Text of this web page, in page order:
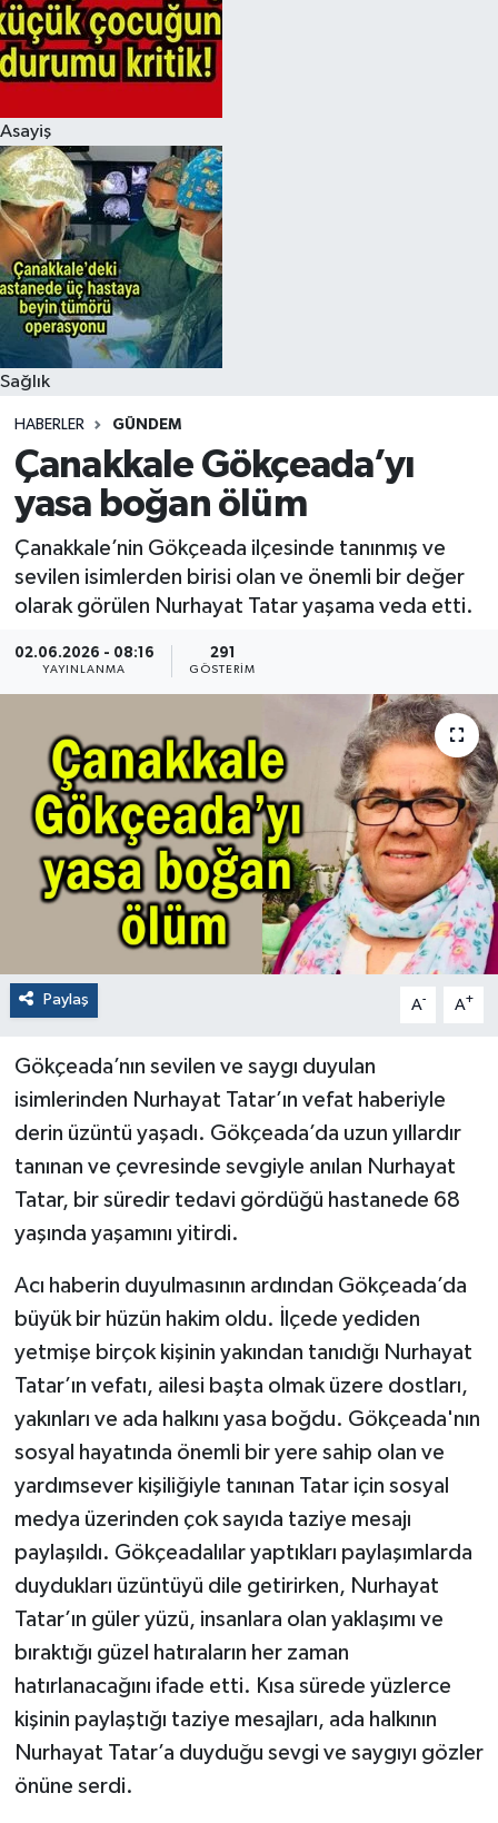
Asayiş
Sağlık
HABERLER GÜNDEM
Çanakkale Gökçeada’yı
yasa boğan ölüm
Çanakkale’nin Gökçeada ilçesinde tanınmış ve
sevilen isimlerden birisi olan ve önemli bir değer
olarak görülen Nurhayat Tatar yaşama veda etti.
02.06.2026 - 08:16
YAYINLANMA
291
GÖSTERIM
Paylaş A- A+
Gökçeada’nın sevilen ve saygı duyulan
isimlerinden Nurhayat Tatar’ın vefat haberiyle
derin üzüntü yaşadı. Gökçeada’da uzun yıllardır
tanınan ve çevresinde sevgiyle anılan Nurhayat
Tatar, bir süredir tedavi gördüğü hastanede 68
yaşında yaşamını yitirdi.
Acı haberin duyulmasının ardından Gökçeada’da
büyük bir hüzün hakim oldu. İlçede yediden
yetmişe birçok kişinin yakından tanıdığı Nurhayat
Tatar’ın vefatı, ailesi başta olmak üzere dostları,
yakınları ve ada halkını yasa boğdu. Gökçeada'nın
sosyal hayatında önemli bir yere sahip olan ve
yardımsever kişiliğiyle tanınan Tatar için sosyal
medya üzerinden çok sayıda taziye mesajı
paylaşıldı. Gökçeadalılar yaptıkları paylaşımlarda
duydukları üzüntüyü dile getirirken, Nurhayat
Tatar’ın güler yüzü, insanlara olan yaklaşımı ve
bıraktığı güzel hatıraların her zaman
hatırlanacağını ifade etti. Kısa sürede yüzlerce
kişinin paylaştığı taziye mesajları, ada halkının
Nurhayat Tatar’a duyduğu sevgi ve saygıyı gözler
önüne serdi.